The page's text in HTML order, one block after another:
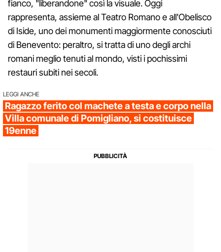
fianco, "liberandone" così la visuale. Oggi
rappresenta, assieme al Teatro Romano e all'Obelisco
di Iside, uno dei monumenti maggiormente conosciuti
di Benevento: peraltro, si tratta di uno degli archi
romani meglio tenuti al mondo, visti i pochissimi
restauri subiti nei secoli.
LEGGI ANCHE
Ragazzo ferito col machete a testa e corpo nella
Villa comunale di Pomigliano, si costituisce
19enne